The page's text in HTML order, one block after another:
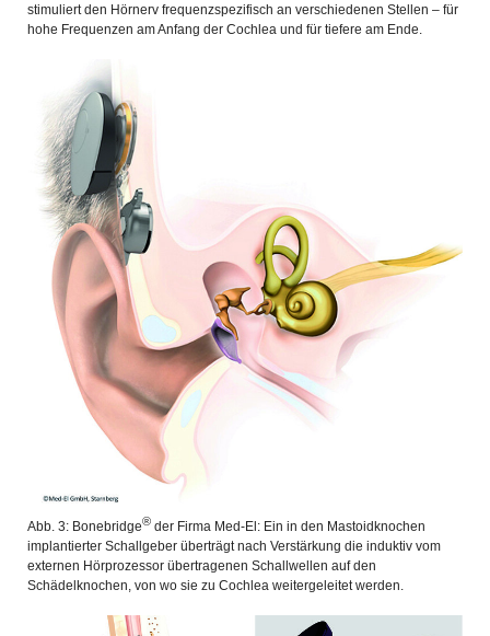
stimuliert den Hörnerv frequenzspezifisch an verschiedenen Stellen – für
hohe Frequenzen am Anfang der Cochlea und für tiefere am Ende.
Abb. 3: Bonebridge® der Firma Med-El: Ein in den Mastoidknochen
implantierter Schallgeber überträgt nach Verstärkung die induktiv vom
externen Hörprozessor übertragenen Schallwellen auf den
Schädelknochen, von wo sie zu Cochlea weitergeleitet werden.